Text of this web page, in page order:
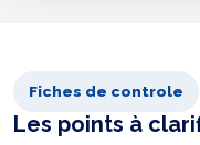
Fiches de controle
Les points à